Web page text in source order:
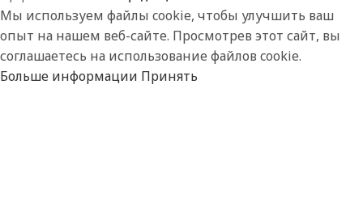
Мы используем файлы cookie, чтобы улучшить ваш
опыт на нашем веб-сайте. Просмотрев этот сайт, вы
соглашаетесь на использование файлов cookie.
Больше информации Принять